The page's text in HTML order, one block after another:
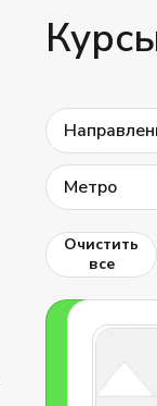
Метро
Очистить
все